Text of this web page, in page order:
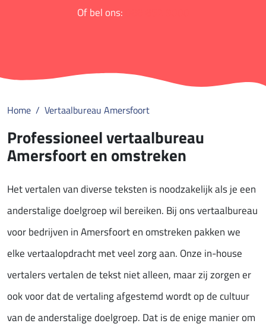
Of bel ons:
Home Vertaalbureau Amersfoort
Professioneel vertaalbureau
Amersfoort en omstreken
Het vertalen van diverse teksten is noodzakelijk als je een
anderstalige doelgroep wil bereiken. Bij ons vertaalbureau
voor bedrijven in Amersfoort en omstreken pakken we
elke vertaalopdracht met veel zorg aan. Onze in-house
vertalers vertalen de tekst niet alleen, maar zij zorgen er
ook voor dat de vertaling afgestemd wordt op de cultuur
van de anderstalige doelgroep. Dat is de enige manier om